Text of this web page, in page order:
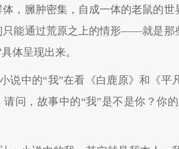
体，臃肿密集，自成一体的老鼠的
只能通过荒原之上的情形——就是
体呈现出来。
说中的“我”在看《白鹿原》和《
请问，故事中的“我”是不是你？你